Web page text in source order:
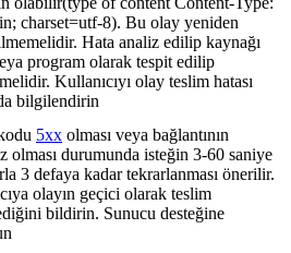
charset=utf-8). Bu olay yeniden
Hata analiz edilip kaynağı
program olarak tespit edilip
Kullanıcıyı olay teslim hatası
bilgilendirin
5xx olması veya bağlantının
olması durumunda isteğin 3-60 saniye
3 defaya kadar tekrarlanması önerilir.
olayın geçici olarak teslim
bildirin. Sunucu desteğine